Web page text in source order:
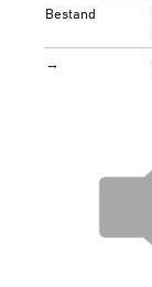
Bestand
→